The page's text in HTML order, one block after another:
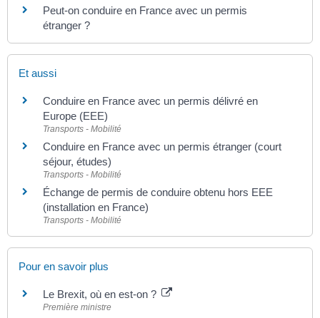
Peut-on conduire en France avec un permis
étranger ?
Et aussi
Conduire en France avec un permis délivré en
Europe (EEE)
Transports - Mobilité
Conduire en France avec un permis étranger (court
séjour, études)
Transports - Mobilité
Échange de permis de conduire obtenu hors EEE
(installation en France)
Transports - Mobilité
Pour en savoir plus
Le Brexit, où en est-on ?
Première ministre